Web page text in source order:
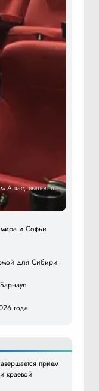
Алтае, вышел в
и Софьи
для Сибири
года
прием
краевой